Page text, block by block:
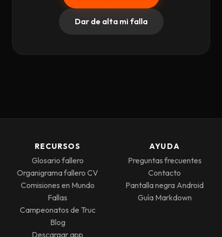
Dar de alta mi falla
RECURSOS
Glosario fallero
Organigrama fallero CV
Comisiones en Mundo
Fallas
Campeonatos de Truc
Blog
Descargar app
AYUDA
Preguntas frecuentes
Contacto
Pantalla negra Android
Guía Markdown